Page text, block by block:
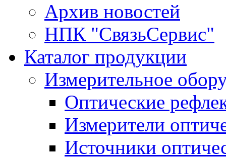
Архив новостей
НПК "СвязьСервис"
Каталог продукции
Измерительное
Оптические
Измерители
Источники